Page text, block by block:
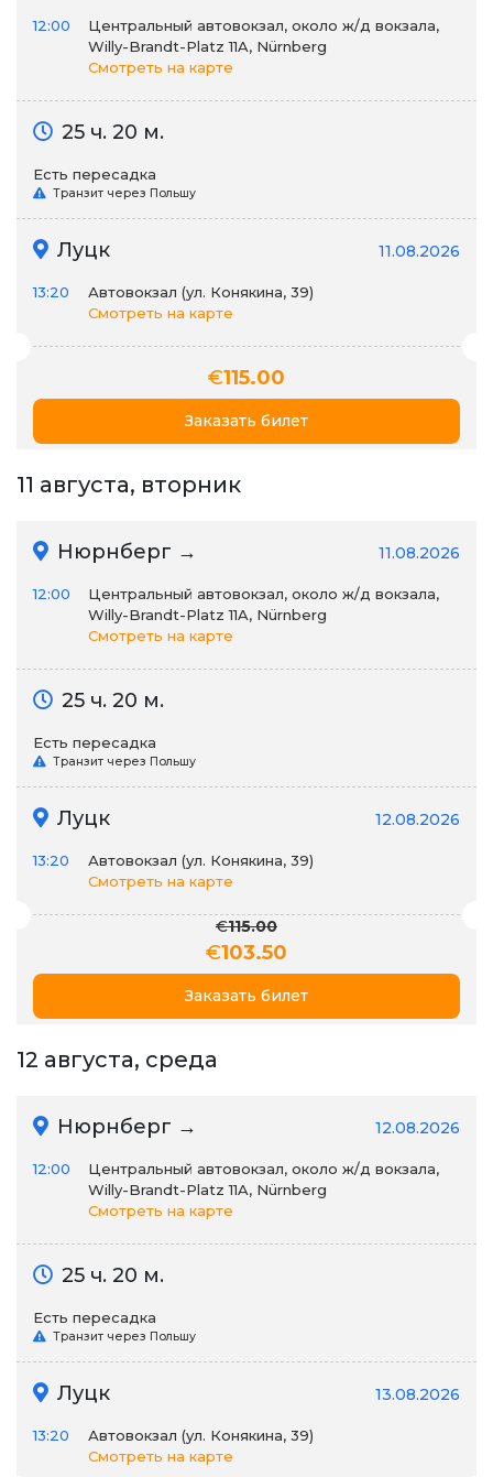
12:00
Центральный автовокзал, около ж/д вокзала,
Willy-Brandt-Platz 11A, Nürnberg
Смотреть на карте
25 ч. 20 м.
Есть пересадка
Транзит через Польшу
Луцк 11.08.2026
13:20
Автовокзал (ул. Конякина, 39)
Смотреть на карте
€115.00
Заказать билет
11 августа, вторник
Нюрнберг → 11.08.2026
12:00
Центральный автовокзал, около ж/д вокзала,
Willy-Brandt-Platz 11A, Nürnberg
Смотреть на карте
25 ч. 20 м.
Есть пересадка
Транзит через Польшу
Луцк 12.08.2026
13:20
Автовокзал (ул. Конякина, 39)
Смотреть на карте
€115.00
€103.50
Заказать билет
12 августа, среда
Нюрнберг → 12.08.2026
12:00
Центральный автовокзал, около ж/д вокзала,
Willy-Brandt-Platz 11A, Nürnberg
Смотреть на карте
25 ч. 20 м.
Есть пересадка
Транзит через Польшу
Луцк 13.08.2026
13:20
Автовокзал (ул. Конякина, 39)
Смотреть на карте